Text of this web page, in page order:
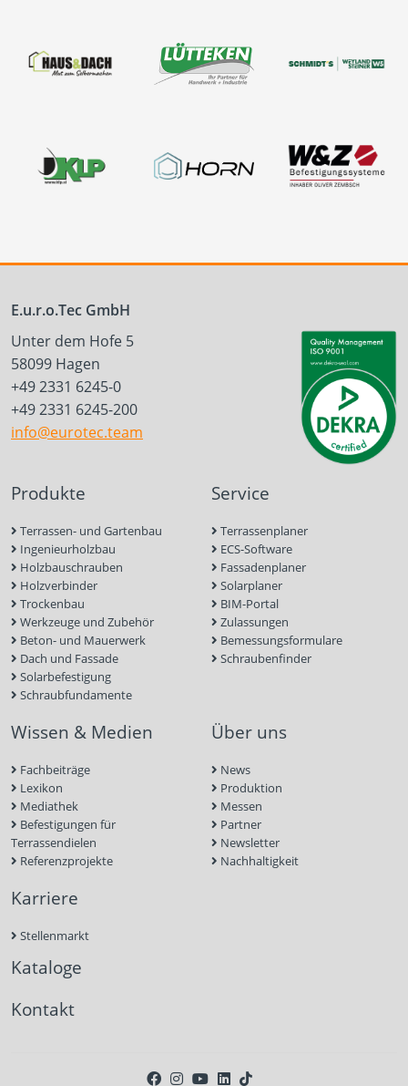
E.u.r.o.Tec GmbH
Unter dem Hofe 5
58099 Hagen
+49 2331 6245-0
+49 2331 6245-200
info@eurotec.team
Produkte
Terrassen- und Gartenbau
Ingenieurholzbau
Holzbauschrauben
Holzverbinder
Trockenbau
Werkzeuge und Zubehör
Beton- und Mauerwerk
Dach und Fassade
Solarbefestigung
Schraubfundamente
Service
Terrassenplaner
ECS-Software
Fassadenplaner
Solarplaner
BIM-Portal
Zulassungen
Bemessungsformulare
Schraubenfinder
Wissen & Medien
Fachbeiträge
Lexikon
Mediathek
Befestigungen für
Terrassendielen
Referenzprojekte
Über uns
News
Produktion
Messen
Partner
Newsletter
Nachhaltigkeit
Karriere
Stellenmarkt
Kataloge
Kontakt